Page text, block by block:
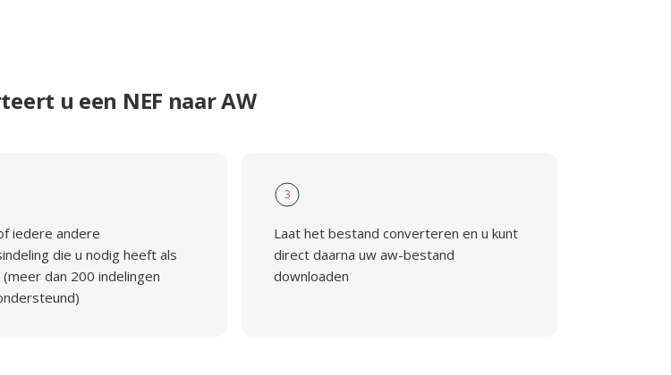
u een NEF naar AW
iedere andere
die u nodig heeft als
dan 200 indelingen
3
Laat het bestand converteren en u kunt
direct daarna uw aw-bestand
downloaden